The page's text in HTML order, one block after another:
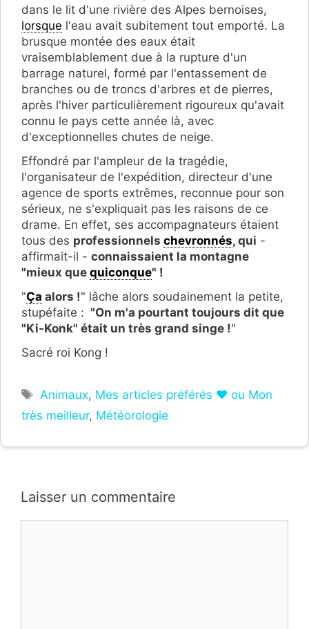
dans le lit d'une rivière des Alpes bernoises,
lorsque l'eau avait subitement tout emporté. La
brusque montée des eaux était
vraisemblablement due à la rupture d'un
barrage naturel, formé par l'entassement de
branches ou de troncs d'arbres et de pierres,
après l'hiver particulièrement rigoureux qu'avait
connu le pays cette année là, avec
d'exceptionnelles chutes de neige.
Effondré par l'ampleur de la tragédie,
l'organisateur de l'expédition, directeur d'une
agence de sports extrêmes, reconnue pour son
sérieux, ne s'expliquait pas les raisons de ce
drame. En effet, ses accompagnateurs étaient
tous des professionnels chevronnés, qui -
affirmait-il - connaissaient la montagne
"mieux que quiconque" !
"Ça alors !" lâche alors soudainement la petite,
stupéfaite : "On m'a pourtant toujours dit que
"Ki-Konk" était un très grand singe !"
Sacré roi Kong !
Étiquettes
Animaux, Mes articles préférés ❤ ou Mon
très meilleur, Météorologie
Laisser un commentaire